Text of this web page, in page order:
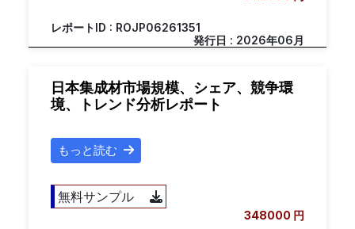
レポートID : ROJP06261351
発行日 : 2026年06月
日本集成材市場規模、シェア、競争環
境、トレンド分析レポート
もっと読む
無料サンプル
348000 円